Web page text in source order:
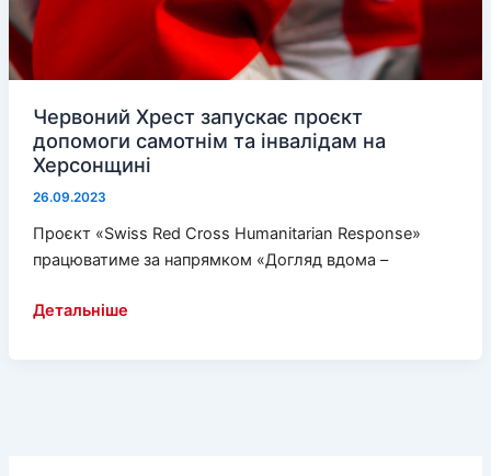
Червоний Хрест запускає проєкт
допомоги самотнім та інвалідам на
Херсонщині
26.09.2023
Проєкт «Swiss Red Cross Humanitarian Response»
працюватиме за напрямком «Догляд вдома –
Червоний
Детальніше